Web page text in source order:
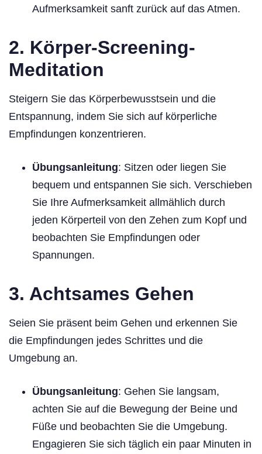
Aufmerksamkeit sanft zurück auf das Atmen.
2. Körper-Screening-
Meditation
Steigern Sie das Körperbewusstsein und die
Entspannung, indem Sie sich auf körperliche
Empfindungen konzentrieren.
Übungsanleitung: Sitzen oder liegen Sie
bequem und entspannen Sie sich. Verschieben
Sie Ihre Aufmerksamkeit allmählich durch
jeden Körperteil von den Zehen zum Kopf und
beobachten Sie Empfindungen oder
Spannungen.
3. Achtsames Gehen
Seien Sie präsent beim Gehen und erkennen Sie
die Empfindungen jedes Schrittes und die
Umgebung an.
Übungsanleitung: Gehen Sie langsam,
achten Sie auf die Bewegung der Beine und
Füße und beobachten Sie die Umgebung.
Engagieren Sie sich täglich ein paar Minuten in